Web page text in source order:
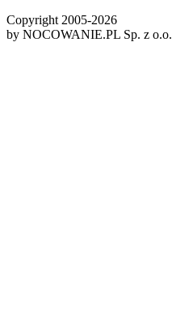
Copyright 2005-2026
by NOCOWANIE.PL Sp. z o.o.